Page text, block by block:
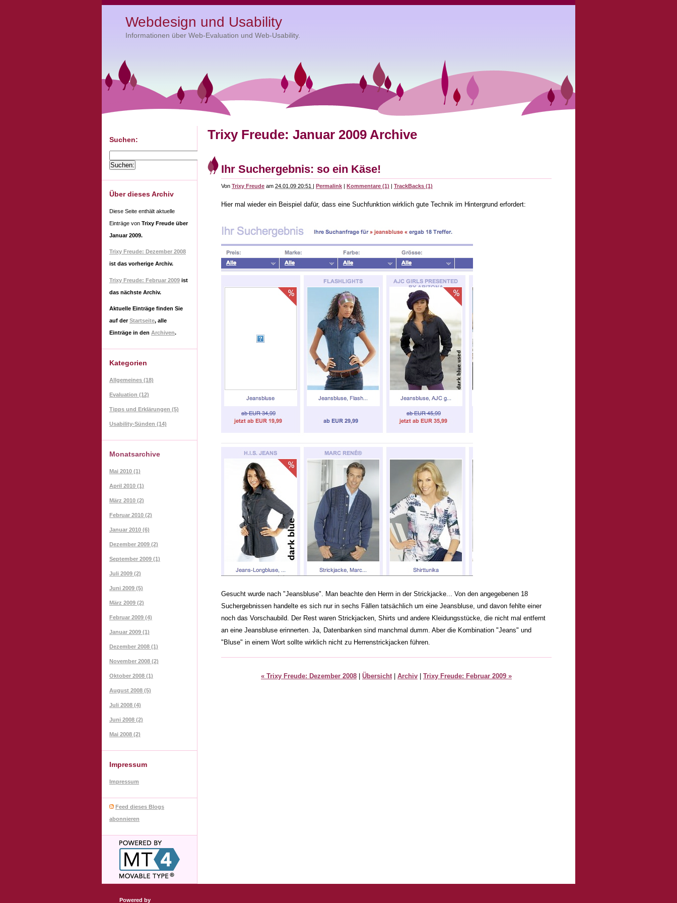
Webdesign und Usability
Informationen über Web-Evaluation und Web-Usability.
Trixy Freude: Januar 2009 Archive
Ihr Suchergebnis: so ein Käse!
Von Trixy Freude am 24.01.09 20:51 | Permalink | Kommentare (1) | TrackBacks (1)
Hier mal wieder ein Beispiel dafür, dass eine Suchfunktion wirklich gute Technik im Hintergrund erfordert:
Gesucht wurde nach "Jeansbluse". Man beachte den Herrn in der Strickjacke... Von den angegebenen 18
Suchergebnissen handelte es sich nur in sechs Fällen tatsächlich um eine Jeansbluse, und davon fehlte einer
noch das Vorschaubild. Der Rest waren Strickjacken, Shirts und andere Kleidungsstücke, die nicht mal entfernt
an eine Jeansbluse erinnerten. Ja, Datenbanken sind manchmal dumm. Aber die Kombination "Jeans" und
"Bluse" in einem Wort sollte wirklich nicht zu Herrenstrickjacken führen.
« Trixy Freude: Dezember 2008 Übersicht| Archiv Trixy Freude: Februar 2009 »
Suchen:
Über dieses Archiv
Diese Seite enthält aktuelle
Einträge von Trixy Freude über
Januar 2009.
Trixy Freude: Dezember 2008
ist das vorherige Archiv.
Trixy Freude: Februar 2009 ist
das nächste Archiv.
Aktuelle Einträge finden Sie
auf derStartseite, alle
Einträge in den Archiven.
Kategorien
Allgemeines (18)
Evaluation (12)
Tipps und Erklärungen (5)
Usability-Sünden (14)
Monatsarchive
Mai 2010 (1)
April 2010 (1)
März 2010 (2)
Februar 2010 (2)
Januar 2010 (6)
Dezember 2009 (2)
September 2009 (1)
Juli 2009 (2)
Juni 2009 (5)
März 2009 (2)
Februar 2009 (4)
Januar 2009 (1)
Dezember 2008 (1)
November 2008 (2)
Oktober 2008 (1)
August 2008 (5)
Juli 2008 (4)
Juni 2008 (2)
Mai 2008 (2)
Impressum
Impressum
Feed dieses Blogs
abonnieren
Powered by